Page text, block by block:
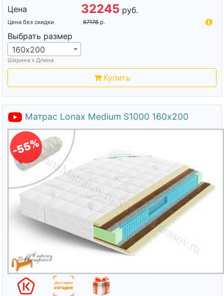
Цена 32245 руб.
Цена без скидки 67178 р.
Выбрать размер
160х200
Ширина х Длина
Купить
Матрас Lonax Medium S1000 160х200
-55%